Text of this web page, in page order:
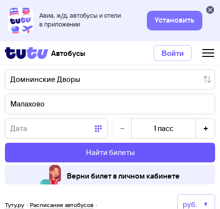
Авиа, ж/д, автобусы и отели
в приложении
Установить
Автобусы Войти
1 пасс
Найти билеты
Верни билет в личном кабинете
Туту.ру · Расписание автобусов ·